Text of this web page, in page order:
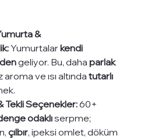
&
Yumurtalar kendi
geliyor. Bu, daha parlak
aroma ve ısı altında tutarlı
Tekli Seçenekler: 60+
odaklı serpme;
çılbır, ipeksi omlet, döküm